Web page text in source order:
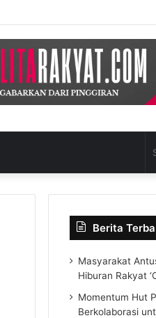
Berita
Masyarakat
Hiburan Rakyat
Momentum Hut
Berkolaborasi